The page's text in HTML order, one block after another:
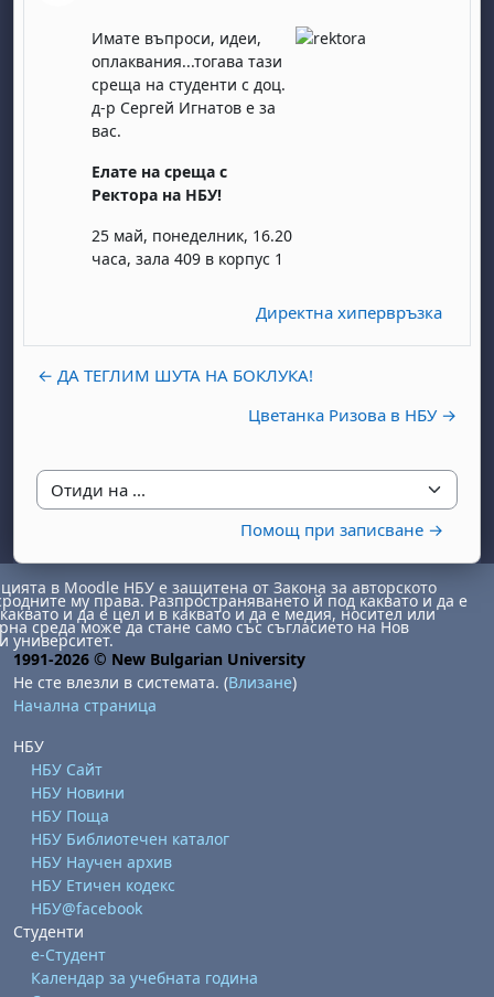
Имате въпроси, идеи,
оплаквания...тогава тази
среща на студенти с доц.
д-р Сергей Игнатов е за
вас.
Елате на среща с
Ректора на НБУ!
25 май, понеделник, 16.20
часа, зала 409 в корпус 1
Директна хипервръзка
← ДА ТЕГЛИМ ШУТА НА БОКЛУКА!
Цветанка Ризова в НБУ →
Отиди на ...
Помощ при записване →
1 август
неделя, 2 август
август
август
15 август
неделя, 16 август
август
август
22 август
неделя, 23 август
август
август
29 август
неделя, 30 август
в Moodle НБУ е защитена от Закона за авторското
му права. Разпространяването й под каквато и да е
и да е цел и в каквато и да е медия, носител или
среда може да стане само със съгласието на Нов
университет.
1991-2026 © New Bulgarian University
Не сте влезли в системата. (Влизане)
Начална страница
НБУ
НБУ Сайт
НБУ Новини
НБУ Поща
НБУ Библиотечен каталог
НБУ Научен архив
НБУ Етичен кодекс
НБУ@facebook
Студенти
е-Студент
Календар за учебната година